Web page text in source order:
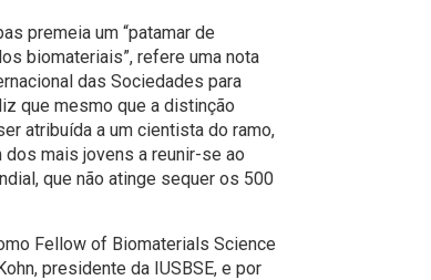
premeia um “patamar de
biomateriais”, refere uma nota
das Sociedades para
que mesmo que a distinção
atribuída a um cientista do ramo,
mais jovens a reunir-se ao
que não atinge sequer os 500
Fellow of Biomaterials Science
presidente da IUSBSE, e por